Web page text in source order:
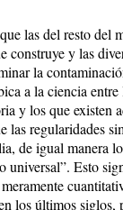
las del resto del
y las
la
a la ciencia entre
y los que existen
regularidades
de igual manera
universal”. Esto
los últimos siglos,